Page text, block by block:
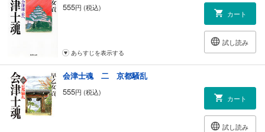
555円 (税込)
カート
試し読み
あらすじを表示する
会津士魂 二 京都騒乱
555円 (税込)
カート
試し読み